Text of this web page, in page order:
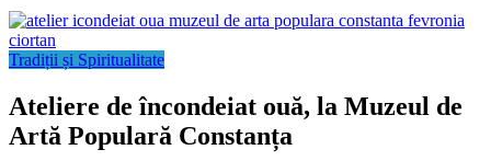
Tradiții și Spiritualitate
Ateliere de încondeiat ouă, la Muzeul de
Artă Populară Constanța